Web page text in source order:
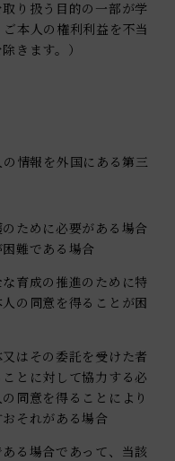
り扱う目的の一部が学
本人の権利利益を不当
きます。）
情報を外国にある第三
ために必要がある場合
難である場合
育成の推進のために特
の同意を得ることが困
はその委託を受けた者
とに対して協力する必
同意を得ることにより
それがある場合
る場合であって、当該